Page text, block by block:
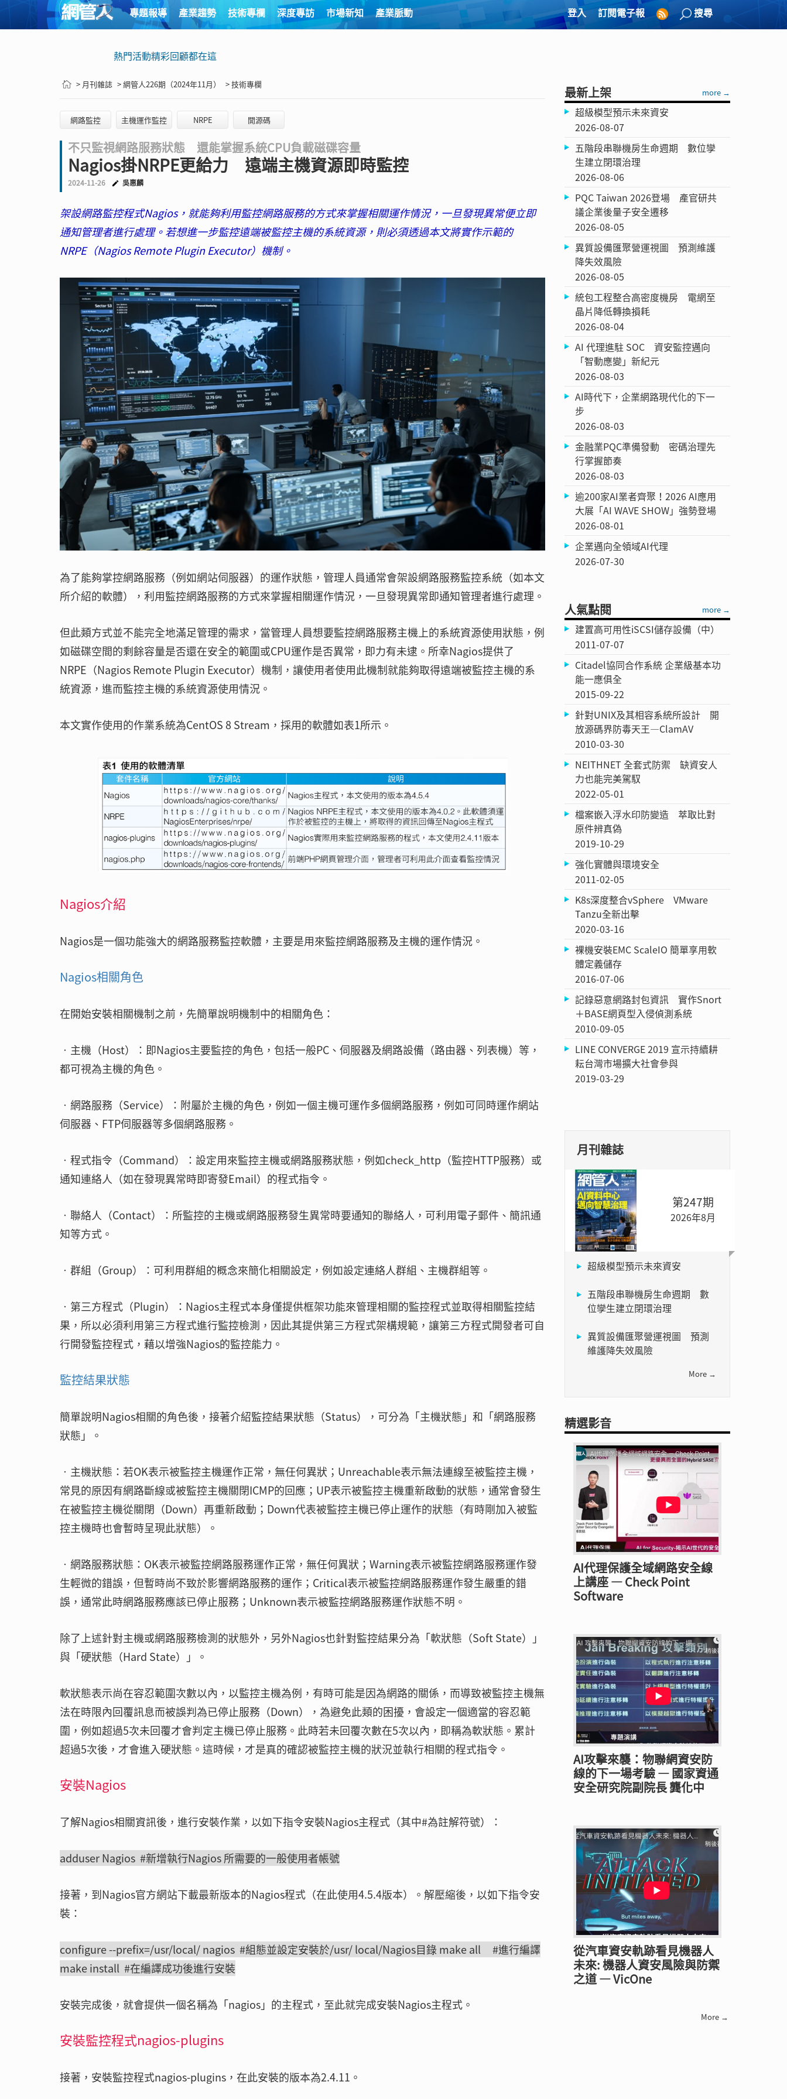
專題報導 產業趨勢 技術專欄 深度專訪 市場新知 產業脈動 登入 訂閱電子報 搜尋
熱門活動精彩回顧都在這
> 月刊雜誌 > 網管人226期（2024年11月） > 技術專欄
網路監控 主機運作監控 NRPE 開源碼
不只監視網路服務狀態 還能掌握系統CPU負載磁碟容量
Nagios掛NRPE更給力 遠端主機資源即時監控
2024-11-26 吳惠麟
架設網路監控程式Nagios，就能夠利用監控網路服務的方式來掌握相關運作情況，一旦發現異常便立即
通知管理者進行處理。若想進一步監控遠端被監控主機的系統資源，則必須透過本文將實作示範的
NRPE（Nagios Remote Plugin Executor）機制。
為了能夠掌控網路服務（例如網站伺服器）的運作狀態，管理人員通常會架設網路服務監控系統（如本文
所介紹的軟體），利用監控網路服務的方式來掌握相關運作情況，一旦發現異常即通知管理者進行處理。
但此類方式並不能完全地滿足管理的需求，當管理人員想要監控網路服務主機上的系統資源使用狀態，例
如磁碟空間的剩餘容量是否還在安全的範圍或CPU運作是否異常，即力有未逮。所幸Nagios提供了
NRPE（Nagios Remote Plugin Executor）機制，讓使用者使用此機制就能夠取得遠端被監控主機的系
統資源，進而監控主機的系統資源使用情況。
本文實作使用的作業系統為CentOS 8 Stream，採用的軟體如表1所示。
Nagios介紹
Nagios是一個功能強大的網路服務監控軟體，主要是用來監控網路服務及主機的運作情況。
Nagios相關角色
在開始安裝相關機制之前，先簡單說明機制中的相關角色：
‧主機（Host）：即Nagios主要監控的角色，包括一般PC、伺服器及網路設備（路由器、列表機）等，
都可視為主機的角色。
‧網路服務（Service）：附屬於主機的角色，例如一個主機可運作多個網路服務，例如可同時運作網站
伺服器、FTP伺服器等多個網路服務。
‧程式指令（Command）：設定用來監控主機或網路服務狀態，例如check_http（監控HTTP服務）或
通知連絡人（如在發現異常時即寄發Email）的程式指令。
‧聯絡人（Contact）：所監控的主機或網路服務發生異常時要通知的聯絡人，可利用電子郵件、簡訊通
知等方式。
‧群組（Group）：可利用群組的概念來簡化相關設定，例如設定連絡人群組、主機群組等。
‧第三方程式（Plugin）：Nagios主程式本身僅提供框架功能來管理相關的監控程式並取得相關監控結
果，所以必須利用第三方程式進行監控檢測，因此其提供第三方程式架構規範，讓第三方程式開發者可自
行開發監控程式，藉以增強Nagios的監控能力。
監控結果狀態
簡單說明Nagios相關的角色後，接著介紹監控結果狀態（Status），可分為「主機狀態」和「網路服務
狀態」。
‧主機狀態：若OK表示被監控主機運作正常，無任何異狀；Unreachable表示無法連線至被監控主機，
常見的原因有網路斷線或被監控主機關閉ICMP的回應；UP表示被監控主機重新啟動的狀態，通常會發生
在被監控主機從關閉（Down）再重新啟動；Down代表被監控主機已停止運作的狀態（有時剛加入被監
控主機時也會暫時呈現此狀態）。
‧網路服務狀態：OK表示被監控網路服務運作正常，無任何異狀；Warning表示被監控網路服務運作發
生輕微的錯誤，但暫時尚不致於影響網路服務的運作；Critical表示被監控網路服務運作發生嚴重的錯
誤，通常此時網路服務應該已停止服務；Unknown表示被監控網路服務運作狀態不明。
除了上述針對主機或網路服務檢測的狀態外，另外Nagios也針對監控結果分為「軟狀態（Soft State）」
與「硬狀態（Hard State）」。
軟狀態表示尚在容忍範圍次數以內，以監控主機為例，有時可能是因為網路的關係，而導致被監控主機無
法在時限內回覆訊息而被誤判為已停止服務（Down），為避免此類的困擾，會設定一個適當的容忍範
圍，例如超過5次未回覆才會判定主機已停止服務。此時若未回覆次數在5次以內，即稱為軟狀態。累計
超過5次後，才會進入硬狀態。這時候，才是真的確認被監控主機的狀況並執行相關的程式指令。
安裝Nagios
了解Nagios相關資訊後，進行安裝作業，以如下指令安裝Nagios主程式（其中#為註解符號）：
adduser Nagios #新增執行Nagios 所需要的一般使用者帳號
接著，到Nagios官方網站下載最新版本的Nagios程式（在此使用4.5.4版本）。解壓縮後，以如下指令安
裝：
configure --prefix=/usr/local/ nagios #組態並設定安裝於/usr/ local/Nagios目錄 make all #進行編譯
make install #在編譯成功後進行安裝
安裝完成後，就會提供一個名稱為「nagios」的主程式，至此就完成安裝Nagios主程式。
安裝監控程式nagios-plugins
接著，安裝監控程式nagios-plugins，在此安裝的版本為2.4.11。
最新上架 more →
超級模型預示未來資安
2026-08-07
五階段串聯機房生命週期 數位孿
生建立閉環治理
2026-08-06
PQC Taiwan 2026登場 產官研共
議企業後量子安全遷移
2026-08-05
異質設備匯聚營運視圖 預測維護
降失效風險
2026-08-05
統包工程整合高密度機房 電網至
晶片降低轉換損耗
2026-08-04
AI 代理進駐 SOC 資安監控邁向
「智動應變」新紀元
2026-08-03
AI時代下，企業網路現代化的下一
步
2026-08-03
金融業PQC準備發動 密碼治理先
行掌握節奏
2026-08-03
逾200家AI業者齊聚！2026 AI應用
大展「AI WAVE SHOW」強勢登場
2026-08-01
企業邁向全領域AI代理
2026-07-30
人氣點閱 more →
建置高可用性iSCSI儲存設備（中）
2011-07-07
Citadel協同合作系統 企業級基本功
能一應俱全
2015-09-22
針對UNIX及其相容系統所設計 開
放源碼界防毒天王—ClamAV
2010-03-30
NEITHNET 全套式防禦 缺資安人
力也能完美駕馭
2022-05-01
檔案嵌入浮水印防變造 萃取比對
原件辨真偽
2019-10-29
強化實體與環境安全
2011-02-05
K8s深度整合vSphere VMware
Tanzu全新出擊
2020-03-16
裸機安裝EMC ScaleIO 簡單享用軟
體定義儲存
2016-07-06
記錄惡意網路封包資訊 實作Snort
＋BASE網頁型入侵偵測系統
2010-09-05
LINE CONVERGE 2019 宣示持續耕
耘台灣市場擴大社會參與
2019-03-29
月刊雜誌
第247期
2026年8月
超級模型預示未來資安
五階段串聯機房生命週期 數
位孿生建立閉環治理
異質設備匯聚營運視圖 預測
維護降失效風險
More →
精選影音
AI代理保護全域網路安全線
上講座 — Check Point
Software
AI攻擊來襲：物聯網資安防
線的下一場考驗 — 國家資通
安全研究院副院長 龔化中
從汽車資安軌跡看見機器人
未來: 機器人資安風險與防禦
之道 — VicOne
More →